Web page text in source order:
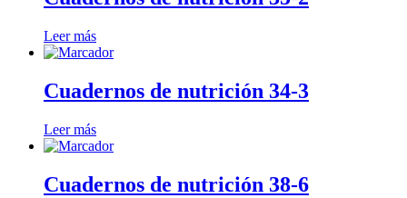
Leer más
Cuadernos de nutrición 34-3
Leer más
Cuadernos de nutrición 38-6